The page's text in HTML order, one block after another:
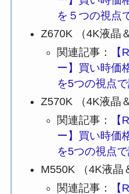
を５つの視点
Z670K （4K液晶
関連記事：
【
ー】買い時価
を5つの視点
Z570K （4K液晶
関連記事：
【
ー】買い時価
を5つの視点
M550K （4K液晶
関連記事：